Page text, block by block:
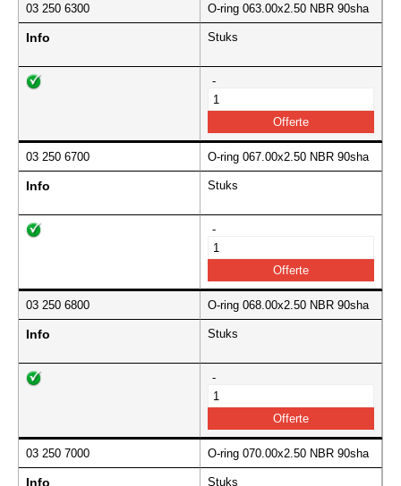
03 250 6300 O-ring 063.00x2.50 NBR 90sha
Info Stuks
-
03 250 6700 O-ring 067.00x2.50 NBR 90sha
Info Stuks
-
03 250 6800 O-ring 068.00x2.50 NBR 90sha
Info Stuks
-
03 250 7000 O-ring 070.00x2.50 NBR 90sha
Info Stuks